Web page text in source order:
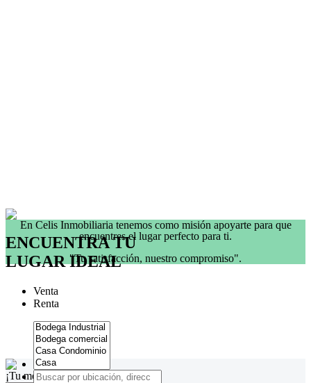
ENCUENTRA TU
LUGAR IDEAL
Venta
Renta
En Celis Inmobiliaria tenemos como misión apoyarte para que
encuentres el lugar perfecto para ti.
"Tu satisfacción, nuestro compromiso".
¡Tu mensaje ha sido enviado!